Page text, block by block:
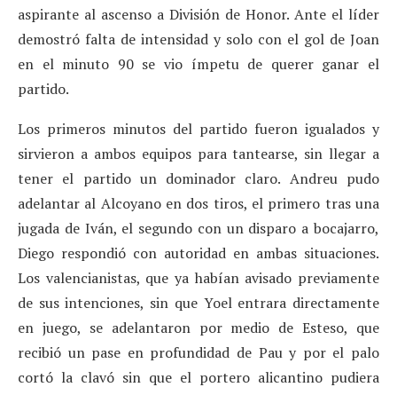
aspirante al ascenso a División de Honor. Ante el líder
demostró falta de intensidad y solo con el gol de Joan
en el minuto 90 se vio ímpetu de querer ganar el
partido.
Los primeros minutos del partido fueron igualados y
sirvieron a ambos equipos para tantearse, sin llegar a
tener el partido un dominador claro. Andreu pudo
adelantar al Alcoyano en dos tiros, el primero tras una
jugada de Iván, el segundo con un disparo a bocajarro,
Diego respondió con autoridad en ambas situaciones.
Los valencianistas, que ya habían avisado previamente
de sus intenciones, sin que Yoel entrara directamente
en juego, se adelantaron por medio de Esteso, que
recibió un pase en profundidad de Pau y por el palo
cortó la clavó sin que el portero alicantino pudiera